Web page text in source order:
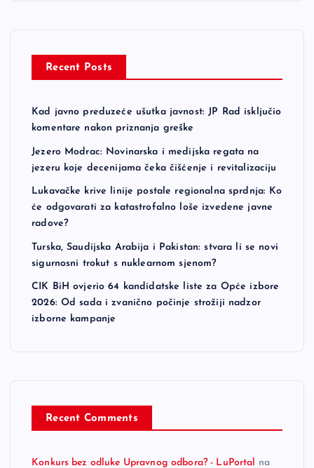
Recent Posts
Kad javno preduzeće ušutka javnost: JP Rad isključio
komentare nakon priznanja greške
Jezero Modrac: Novinarska i medijska regata na
jezeru koje decenijama čeka čišćenje i revitalizaciju
Lukavačke krive linije postale regionalna sprdnja: Ko
će odgovarati za katastrofalno loše izvedene javne
radove?
Turska, Saudijska Arabija i Pakistan: stvara li se novi
sigurnosni trokut s nuklearnom sjenom?
CIK BiH ovjerio 64 kandidatske liste za Opće izbore
2026: Od sada i zvanično počinje strožiji nadzor
izborne kampanje
Recent Comments
Konkurs bez odluke Upravnog odbora? - LuPortal na